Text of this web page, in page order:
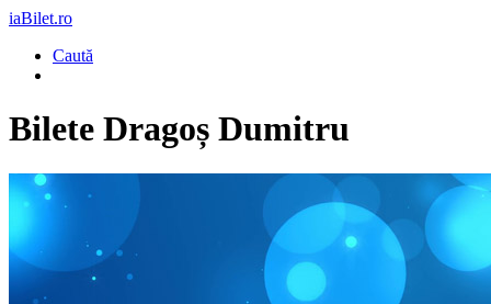
iaBilet.ro
Caută
Bilete Dragoș Dumitru